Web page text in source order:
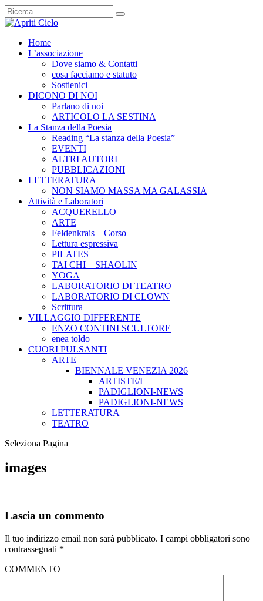
Home
L’associazione
Dove siamo & Contatti
cosa facciamo e statuto
Sostienici
DICONO DI NOI
Parlano di noi
ARTICOLO LA SESTINA
La Stanza della Poesia
Reading “La stanza della Poesia”
EVENTI
ALTRI AUTORI
PUBBLICAZIONI
LETTERATURA
NON SIAMO MASSA MA GALASSIA
Attività e Laboratori
ACQUERELLO
ARTE
Feldenkrais – Corso
Lettura espressiva
PILATES
TAI CHI – SHAOLIN
YOGA
LABORATORIO DI TEATRO
LABORATORIO DI CLOWN
Scrittura
VILLAGGIO DIFFERENTE
ENZO CONTINI SCULTORE
enea toldo
CUORI PULSANTI
ARTE
BIENNALE VENEZIA 2026
ARTISTE/I
PADIGLIONI-NEWS
PADIGLIONI-NEWS
LETTERATURA
TEATRO
Seleziona Pagina
images
Lascia un commento
Il tuo indirizzo email non sarà pubblicato. I campi obbligatori sono
contrassegnati *
COMMENTO